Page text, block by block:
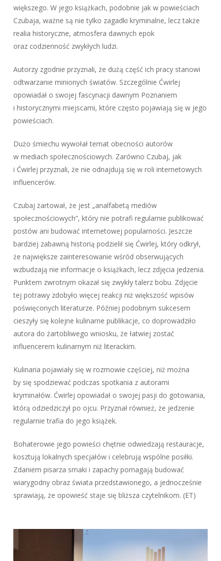
większego. W jego książkach, podobnie jak w powieściach
Czubaja, ważne są nie tylko zagadki kryminalne, lecz także
realia historyczne, atmosfera dawnych epok
oraz codzienność zwykłych ludzi.
Autorzy zgodnie przyznali, że dużą część ich pracy stanowi
odtwarzanie minionych światów. Szczególnie Ćwirlej
opowiadał o swojej fascynacji dawnym Poznaniem
i historycznymi miejscami, które często pojawiają się w jego
powieściach.
Dużo śmiechu wywołał temat obecności autorów
w mediach społecznościowych. Zarówno Czubaj, jak
i Ćwirlej przyznali, że nie odnajdują się w roli internetowych
influencerów.
Czubaj żartował, że jest „analfabetą mediów
społecznościowych”, który nie potrafi regularnie publikować
postów ani budować internetowej popularności. Jeszcze
bardziej zabawną historią podzielił się Ćwirlej, który odkrył,
że największe zainteresowanie wśród obserwujących
wzbudzają nie informacje o książkach, lecz zdjęcia jedzenia.
Punktem zwrotnym okazał się zwykły talerz bobu. Zdjęcie
tej potrawy zdobyło więcej reakcji niż większość wpisów
poświęconych literaturze. Później podobnym sukcesem
cieszyły się kolejne kulinarne publikacje, co doprowadziło
autora do żartobliwego wniosku, że łatwiej zostać
influencerem kulinarnym niż literackim.
Kulinaria pojawiały się w rozmowie częściej, niż można
by się spodziewać podczas spotkania z autorami
kryminałów. Ćwirlej opowiadał o swojej pasji do gotowania,
którą odziedziczył po ojcu. Przyznał również, że jedzenie
regularnie trafia do jego książek.
Bohaterowie jego powieści chętnie odwiedzają restauracje,
kosztują lokalnych specjałów i celebrują wspólne posiłki.
Zdaniem pisarza smaki i zapachy pomagają budować
wiarygodny obraz świata przedstawionego, a jednocześnie
sprawiają, że opowieść staje się bliższa czytelnikom. (ET)